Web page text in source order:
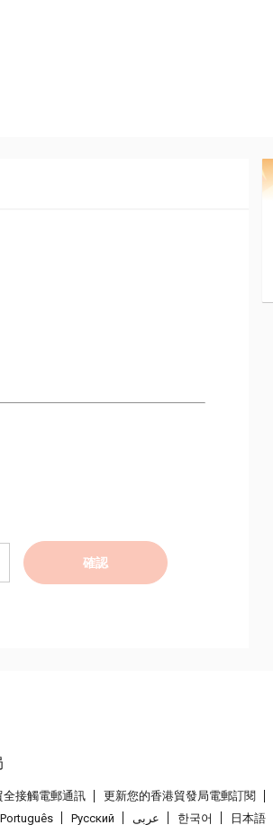
確認
全接觸電郵通訊 更新您的香港貿發局電郵訂閱
Português Pусский عربى 한국어 日本語